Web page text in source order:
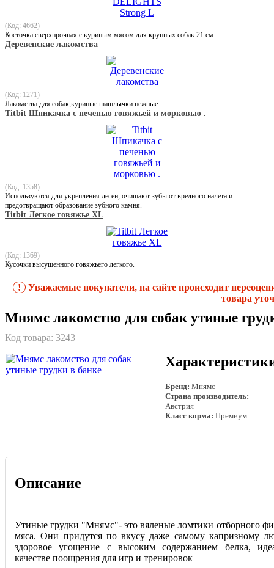
(Код: 4662)
Косточка сверхпрочная с куриным мясом для крупных собак 21 см
Деревенские лакомства
(Код: 1271)
Лакомства для собак,куриные шашлычки нежные
Titbit Шпикачка с печенью говяжьей и морковью .
(Код: 1358)
Используются для укрепления десен, очищают зубы от вредного налета и
предотвращают образование зубного камня.
Titbit Легкое говяжье XL
(Код: 1369)
Кусочки высушенного говяжьего легкого.
!
Уважаемые покупатели, на сайте происходит
товара
Мнямс лакомство для собак утиные
Код товара: 3243
Бренд: Мнямс
Страна производитель:
Австрия
Класс корма: Премиум
Описание
Утиные грудки "Мнямс"- это вяленые ломтики отборного
мяса. Они придутся по вкусу даже самому капризному
здоровое угощение с высоким содержанием белка,
качестве поощрения для игр и тренировок